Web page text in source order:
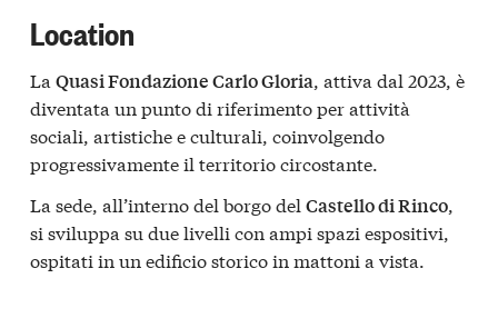
Location
La Quasi Fondazione Carlo Gloria, attiva dal 2023, è
diventata un punto di riferimento per attività
sociali, artistiche e culturali, coinvolgendo
progressivamente il territorio circostante.
La sede, all’interno del borgo del Castello di Rinco,
si sviluppa su due livelli con ampi spazi espositivi,
ospitati in un edificio storico in mattoni a vista.